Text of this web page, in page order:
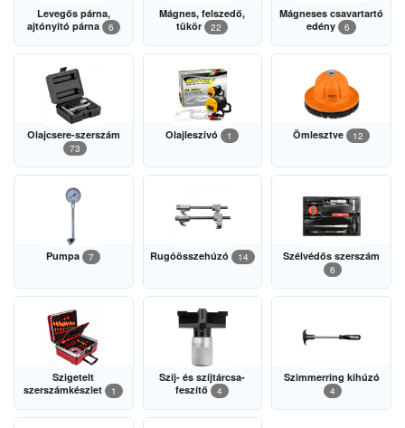
Levegős párna,
ajtónyitó párna
6
Mágnes, felszedő,
tükör
22
Mágneses csavartartó
edény
6
Olajcsere-szerszám
73
Olajleszívó 1 Ömlesztve 12
Pumpa 7 Rugóösszehúzó 14 Szélvédős szerszám
6
Szigetelt
szerszámkészlet
1
Szíj- és szíjtárcsa-
feszítő
4
Szimmerring kihúzó
4